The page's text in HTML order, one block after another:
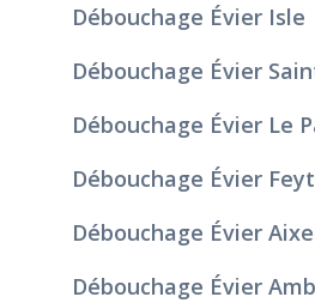
Débouchage Évier Isle
Débouchage Évier
Débouchage Évier Le
Débouchage Évier
Débouchage Évier
Débouchage Évier